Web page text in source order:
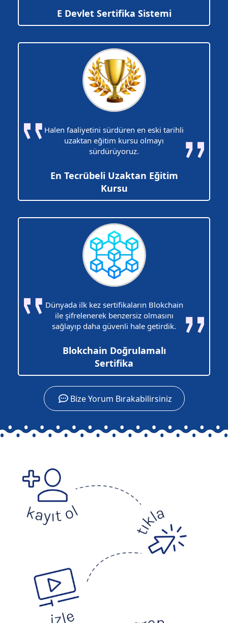
E Devlet Sertifika Sistemi
Halen faaliyetini sürdüren en eski tarihli
uzaktan eğitim kursu olmayı
sürdürüyoruz.
En Tecrübeli Uzaktan Eğitim
Kursu
Dünyada ilk kez sertifikaların Blokchain
ile şifrelenerek benzersiz olmasını
sağlayıp daha güvenli hale getirdik.
Blokchain Doğrulamalı
Sertifika
Bize Yorum Bırakabilirsiniz